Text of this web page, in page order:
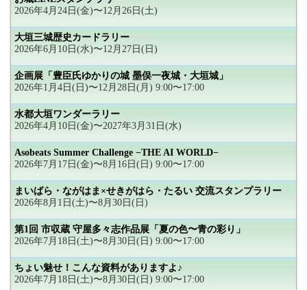
2026年4月24日(金)〜12月26日(土)
大垣三城歴史カードラリー
2026年6月10日(水)〜12月27日(日)
企画展「豊臣氏ゆかりの城 墨俣一夜城・大垣城」
2026年1月4日(日)〜12月28日(月) 9:00〜17:00
水都大垣ワンダーラリー
2026年4月10日(金)〜2027年3月31日(水)
Asobeats Summer Challenge −THE AI WORLD−
2026年7月17日(金)〜8月16日(日) 9:00〜17:00
まいばら・ながはま×せきがはら・たるい 交流スタンプラリー
2026年8月1日(土)〜8月30日(日)
第1回 市収蔵 守屋多々志作品展「夏の色〜青の彩り」
2026年7月18日(土)〜8月30日(日) 9:00〜17:00
ちょい魅せ！こんな資料がありますよ♪
2026年7月18日(土)〜8月30日(日) 9:00〜17:00